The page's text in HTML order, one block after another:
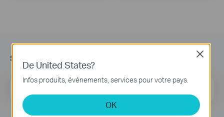
s’Abonner
E-mail
De United States?
Infos produits, événements, services pour votre pays.
OK
Close